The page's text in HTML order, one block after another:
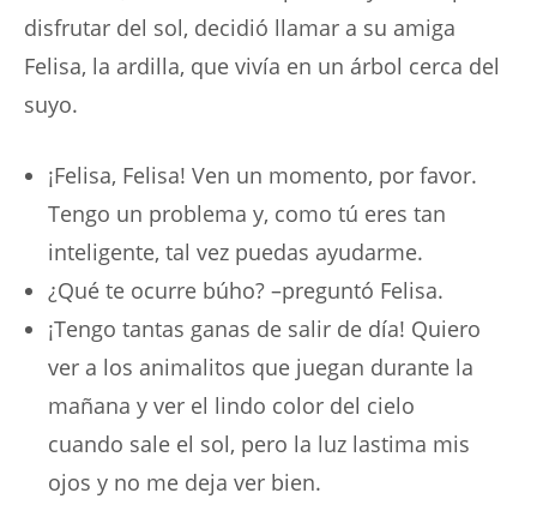
disfrutar del sol, decidió llamar a su amiga
Felisa, la ardilla, que vivía en un árbol cerca del
suyo.
¡Felisa, Felisa! Ven un momento, por favor.
Tengo un problema y, como tú eres tan
inteligente, tal vez puedas ayudarme.
¿Qué te ocurre búho? –preguntó Felisa.
¡Tengo tantas ganas de salir de día! Quiero
ver a los animalitos que juegan durante la
mañana y ver el lindo color del cielo
cuando sale el sol, pero la luz lastima mis
ojos y no me deja ver bien.